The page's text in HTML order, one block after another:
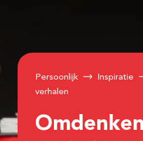
Persoonlijk Inspiratie
verhalen
Omdenken